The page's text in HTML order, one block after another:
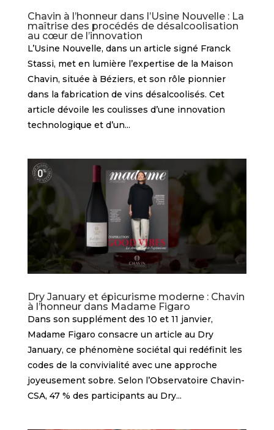
Chavin à l’honneur dans l’Usine Nouvelle : La
maîtrise des procédés de désalcoolisation
au cœur de l’innovation
L’Usine Nouvelle, dans un article signé Franck
Stassi, met en lumière l’expertise de la Maison
Chavin, située à Béziers, et son rôle pionnier
dans la fabrication de vins désalcoolisés. Cet
article dévoile les coulisses d’une innovation
technologique et d’un...
Dry January et épicurisme moderne : Chavin
à l’honneur dans Madame Figaro
Dans son supplément des 10 et 11 janvier,
Madame Figaro consacre un article au Dry
January, ce phénomène sociétal qui redéfinit les
codes de la convivialité avec une approche
joyeusement sobre. Selon l’Observatoire Chavin-
CSA, 47 % des participants au Dry...